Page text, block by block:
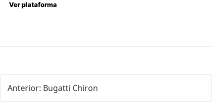
Ver plataforma
Anterior: Bugatti Chiron